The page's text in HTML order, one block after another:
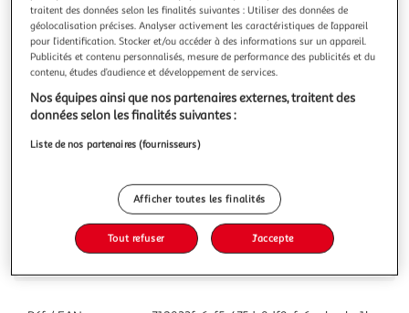
Ajoutez de la verdure a votre interieur avec cette plante
artificielle realiste sanseviere. La plante sanseviere fait 50
cm de haut et sera le choix parfait pour votre interieur ou
bureau. La plante a 21 feuilles avec des details parfaits, lui
donnant un aspect complet et realiste et elle ne se fane
En savoir +
Afficher le prix
traitent des données selon les finalités suivantes : Utiliser des données de
géolocalisation précises. Analyser activement les caractéristiques de l’appareil
pour l’identification. Stocker et/ou accéder à des informations sur un appareil.
Publicités et contenu personnalisés, mesure de performance des publicités et du
contenu, études d’audience et développement de services.
Nos équipes ainsi que nos partenaires externes, traitent des
données selon les finalités suivantes :
Liste de nos partenaires (fournisseurs)
Afficher toutes les finalités
Tout refuser J'accepte